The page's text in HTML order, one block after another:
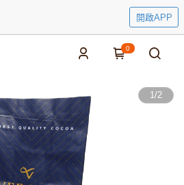
開啟APP
0
1/2